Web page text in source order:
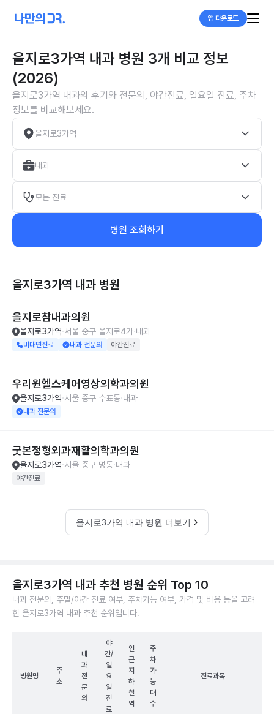
앱 다운로드
을지로3가역 내과 병원 3개 비교 정보
(2026)
을지로3가역 내과의 후기와 전문의, 야간진료, 일요일 진료, 주차
정보를 비교해보세요.
을지로3가역
내과
모든 진료
병원 조회하기
을지로3가역 내과 병원
을지로참내과의원
을지로3가역 서울 중구 을지로4가 내과
비대면진료 내과 전문의 야간진료
우리원헬스케어영상의학과의원
을지로3가역 서울 중구 수표동 내과
내과 전문의
굿본정형외과재활의학과의원
을지로3가역 서울 중구 명동 내과
야간진료
을지로3가역 내과 병원 더보기
을지로3가역 내과 추천 병원 순위 Top 10
내과 전문의, 주말/야간 진료 여부, 주차가능 여부, 가격 및 비용 등을 고려
한 을지로3가역 내과 추천 순위입니다.
병원명
주
소
내
과
전
문
의
야
간/
일
요
일
진
료
인
근
지
하
철
역
주
차
가
능
대
수
진료과목